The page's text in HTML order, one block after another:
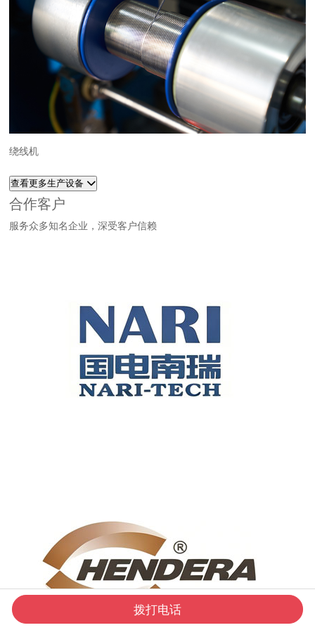
绕线机
查看更多生产设备
合作客户
服务众多知名企业，深受客户信赖
了解我们
拨打电话